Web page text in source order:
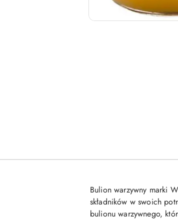
Bulion warzywny marki
składników w swoich
bulionu warzywnego,